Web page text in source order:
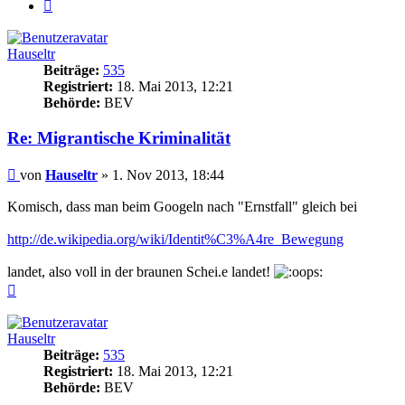
Hauseltr
Beiträge: 535
Registriert: 18. Mai 2013, 12:21
Behörde: BEV
Re: Migrantische Kriminalität
Beitrag
von Hauseltr » 1. Nov 2013, 18:44
Komisch, dass man beim Googeln nach "Ernstfall" gleich bei
http://de.wikipedia.org/wiki/Identit%C3%A4re_Bewegung
landet, also voll in der braunen Schei.e landet!
Hauseltr
Beiträge: 535
Registriert: 18. Mai 2013, 12:21
Behörde: BEV